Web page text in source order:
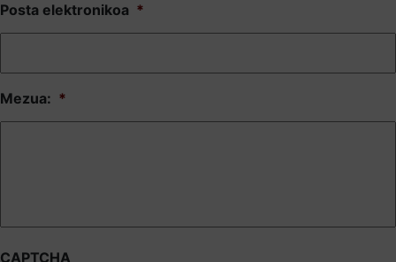
Posta elektronikoa *
Mezua: *
CAPTCHA